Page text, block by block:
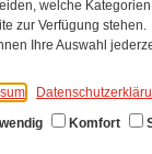
welche
zur Verfügung stehen.
Ihre Auswahl
Komfort